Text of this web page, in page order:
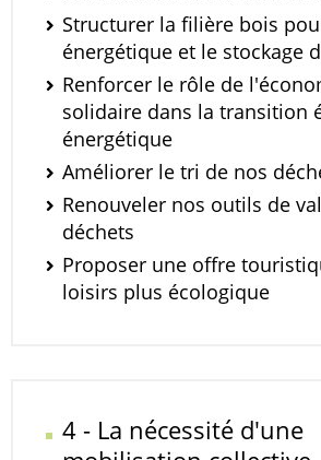
Structurer la filière bois
énergétique et le stockage
Renforcer le rôle de
solidaire dans la transition
énergétique
Améliorer le tri de nos
Renouveler nos outils de
déchets
Proposer une offre
loisirs plus écologique
4 - La nécessité d'une